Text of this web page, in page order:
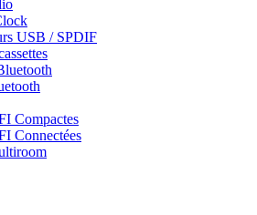
USB / SPDIF
Compactes
Connectées